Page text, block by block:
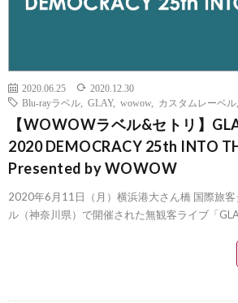
2020.06.25
2020.12.30
Blu-rayラベル
GLAY, wowow, カスタムレーベル
【WOWOWラベル&セトリ】
2020 DEMOCRACY 25th INTO
Presented by WOWOW
2020年6月11日（月）横浜港大さん橋 国際旅
ル（神奈川県）で開催された無観客ライブ「